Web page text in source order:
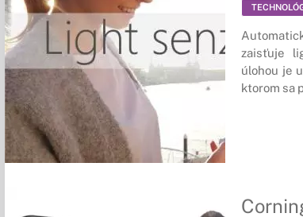
zaisťuje
úlohou je
ktorom sa